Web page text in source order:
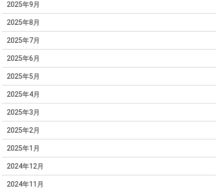
2025年9月
2025年8月
2025年7月
2025年6月
2025年5月
2025年4月
2025年3月
2025年2月
2025年1月
2024年12月
2024年11月